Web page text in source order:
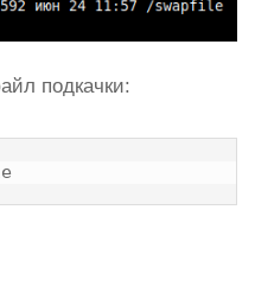
подкачки: